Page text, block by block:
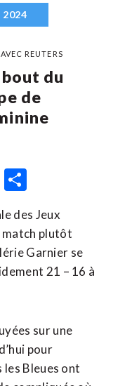
2024
REUTERS
du
de
Email
des Jeux
match plutôt
Garnier se
21 – 16 à
sur une
pour
les Bleues ont